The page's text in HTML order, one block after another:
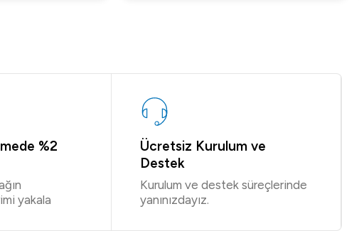
%2
yakala
Ücretsiz Kurulum ve
Destek
Kurulum ve destek süreçlerinde
yanınızdayız.